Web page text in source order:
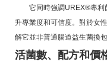
它同時強調UREX®專利
升專業度和可信度。對於女
解它並非普通腸道益生菌換
活菌數、配方和價